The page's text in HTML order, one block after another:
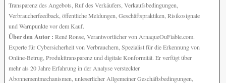
Transparenz des Angebots, Ruf des Verkäufers, Verkaufsbedingungen,
Verbraucherfeedback, öffentliche Meldungen, Geschäftspraktiken, Risikosignale
und Warnpunkte vor dem Kauf.
Über den Autor : René Ronse, Verantwortlicher von ArnaqueOuFiable.com.
Experte für Cybersicherheit von Verbrauchern, Spezialist für die Erkennung von
Online-Betrug, Produkttransparenz und digitale Konformität. Er verfügt über
mehr als 20 Jahre Erfahrung in der Analyse versteckter
Abonnementmechanismen, unleserlicher Allgemeiner Geschäftsbedingungen,